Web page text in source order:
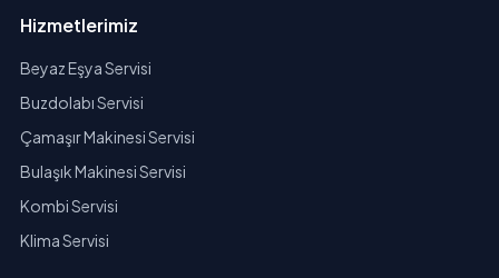
Hizmetlerimiz
Beyaz Eşya Servisi
Buzdolabı Servisi
Çamaşır Makinesi Servisi
Bulaşık Makinesi Servisi
Kombi Servisi
Klima Servisi